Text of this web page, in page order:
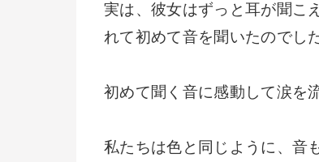
実は、彼女はずっと耳が聞こ
れて初めて音を聞いたのでし
初めて聞く音に感動して涙を
私たちは色と同じように、音